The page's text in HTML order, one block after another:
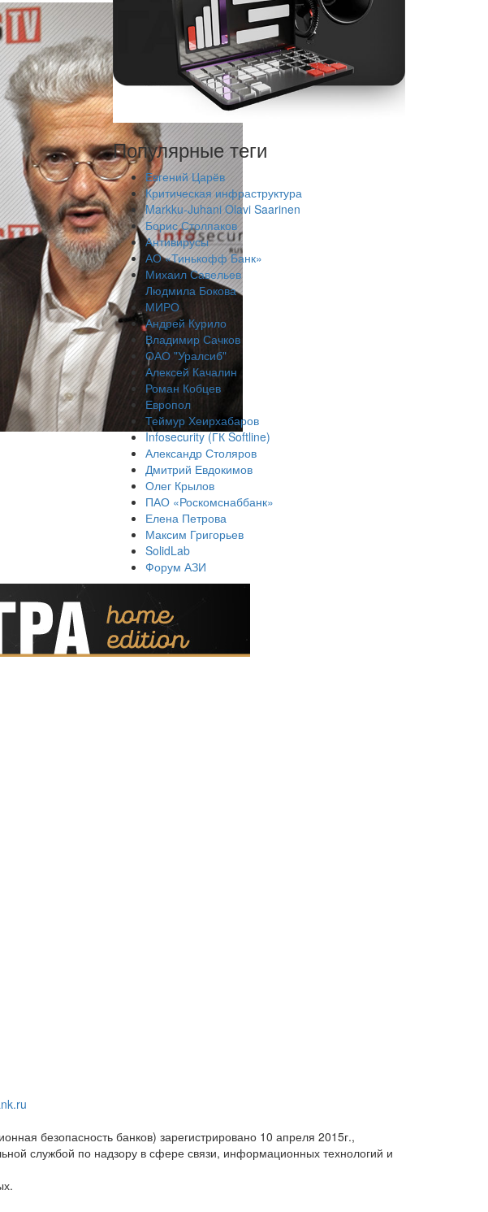
Популярные теги
Евгений Царёв
Критическая инфраструктура
Markku-Juhani Olavi Saarinen
Борис Столпаков
Антивирусы
АО «Тинькофф Банк»
Михаил Савельев
Людмила Бокова
МИРО
Андрей Курило
Владимир Сачков
ОАО "Уралсиб"
Алексей Качалин
Роман Кобцев
Европол
Теймур Хеирхабаров
Infosecurity (ГК Softline)
Александр Столяров
Дмитрий Евдокимов
Олег Крылов
ПАО «Роскомснаббанк»
Елена Петрова
Максим Григорьев
SolidLab
Форум АЗИ
безопасность банков) зарегистрировано 10 апреля 2015г.,
службой по надзору в сфере связи, информационных технологий и